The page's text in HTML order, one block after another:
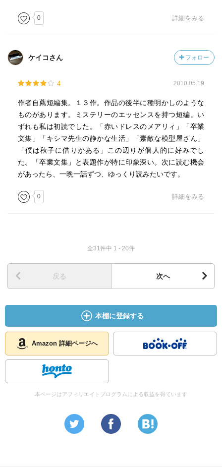
0 詳細をみる
ケイコさん フォロー
4 2010.05.19
作者自薦短編集。１３作。作品の後半に種明かしのような
ものがあります。ミステリーのエッセンスを持つ短編。い
ずれも私は初読でした。「赤いドレスのメアリィ」「卒業
文集」「キシマ先生の静かな生活」「素敵な模型屋さん」
「僕は秋子に借りがある」この辺りが個人的に好みでし
た。「卒業文集」と表題作が特に印象深い。次に読む機会
があったら、一晩一話ずつ、ゆっくり読みたいです。
0 詳細をみる
全31件中 1 - 20件
戻る 次へ
本棚に登録する
Amazon 詳細ページへ
本ページはアフィリエイトプログラムによる収益を得ています